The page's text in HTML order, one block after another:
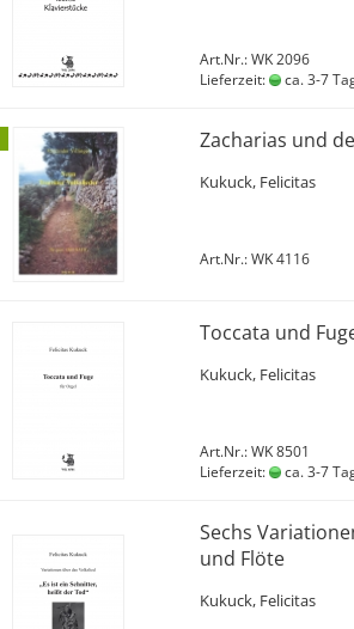
Art.Nr.: WK 2096
Lieferzeit:
ca. 3-7
Zacharias und
Kukuck, Felicitas
Art.Nr.: WK 4116
Toccata und
Kukuck, Felicitas
Art.Nr.: WK 8501
Lieferzeit:
ca. 3-7
Sechs
und Flöte
Kukuck, Felicitas